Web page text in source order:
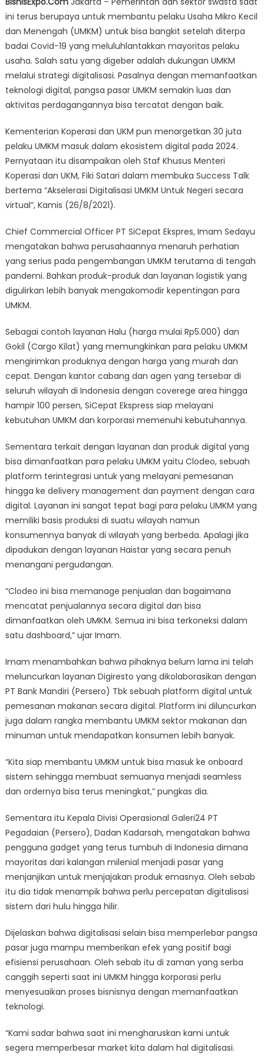
UMKM
Tingkatkan
Pertumbuhan
Ekonomi
Nasional
ini terus berupaya untuk membantu pelaku Usaha Mikro Kecil
dan Menengah (UMKM) untuk bisa bangkit setelah diterpa
badai Covid-19 yang meluluhlantakkan mayoritas pelaku
usaha. Salah satu yang digeber adalah dukungan UMKM
melalui strategi digitalisasi. Pasalnya dengan memanfaatkan
teknologi digital, pangsa pasar UMKM semakin luas dan
aktivitas perdagangannya bisa tercatat dengan baik.
Kementerian Koperasi dan UKM pun menargetkan 30 juta
pelaku UMKM masuk dalam ekosistem digital pada 2024.
Pernyataan itu disampaikan oleh Staf Khusus Menteri
Koperasi dan UKM, Fiki Satari dalam membuka Success Talk
bertema “Akselerasi Digitalisasi UMKM Untuk Negeri secara
virtual”, Kamis (26/8/2021).
Chief Commercial Officer PT SiCepat Ekspres, Imam Sedayu
mengatakan bahwa perusahaannya menaruh perhatian
yang serius pada pengembangan UMKM terutama di tengah
pandemi. Bahkan produk-produk dan layanan logistik yang
digulirkan lebih banyak mengakomodir kepentingan para
UMKM.
Sebagai contoh layanan Halu (harga mulai Rp5.000) dan
Gokil (Cargo Kilat) yang memungkinkan para pelaku UMKM
mengirimkan produknya dengan harga yang murah dan
cepat. Dengan kantor cabang dan agen yang tersebar di
seluruh wilayah di Indonesia dengan coverege area hingga
hampir 100 persen, SiCepat Ekspress siap melayani
kebutuhan UMKM dan korporasi memenuhi kebutuhannya.
Sementara terkait dengan layanan dan produk digital yang
bisa dimanfaatkan para pelaku UMKM yaitu Clodeo, sebuah
platform terintegrasi untuk yang melayani pemesanan
hingga ke delivery management dan payment dengan cara
digital. Layanan ini sangat tepat bagi para pelaku UMKM yang
memiliki basis produksi di suatu wilayah namun
konsumennya banyak di wilayah yang berbeda. Apalagi jika
dipadukan dengan layanan Haistar yang secara penuh
menangani pergudangan.
“Clodeo ini bisa memanage penjualan dan bagaimana
mencatat penjualannya secara digital dan bisa
dimanfaatkan oleh UMKM. Semua ini bisa terkoneksi dalam
satu dashboard,” ujar Imam.
Imam menambahkan bahwa pihaknya belum lama ini telah
meluncurkan layanan Digiresto yang dikolaborasikan dengan
PT Bank Mandiri (Persero) Tbk sebuah platform digital untuk
pemesanan makanan secara digital. Platform ini diluncurkan
juga dalam rangka membantu UMKM sektor makanan dan
minuman untuk mendapatkan konsumen lebih banyak.
“Kita siap membantu UMKM untuk bisa masuk ke onboard
sistem sehingga membuat semuanya menjadi seamless
dan ordernya bisa terus meningkat,” pungkas dia.
Sementara itu Kepala Divisi Operasional Galeri24 PT
Pegadaian (Persero), Dadan Kadarsah, mengatakan bahwa
pengguna gadget yang terus tumbuh di Indonesia dimana
mayoritas dari kalangan milenial menjadi pasar yang
menjanjikan untuk menjajakan produk emasnya. Oleh sebab
itu dia tidak menampik bahwa perlu percepatan digitalisasi
sistem dari hulu hingga hilir.
Dijelaskan bahwa digitalisasi selain bisa memperlebar pangsa
pasar juga mampu memberikan efek yang positif bagi
efisiensi perusahaan. Oleh sebab itu di zaman yang serba
canggih seperti saat ini UMKM hingga korporasi perlu
menyesuaikan proses bisnisnya dengan memanfaatkan
teknologi.
“Kami sadar bahwa saat ini mengharuskan kami untuk
segera memperbesar market kita dalam hal digitalisasi.